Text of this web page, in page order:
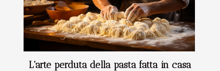
L'arte perduta della pasta fatta in casa